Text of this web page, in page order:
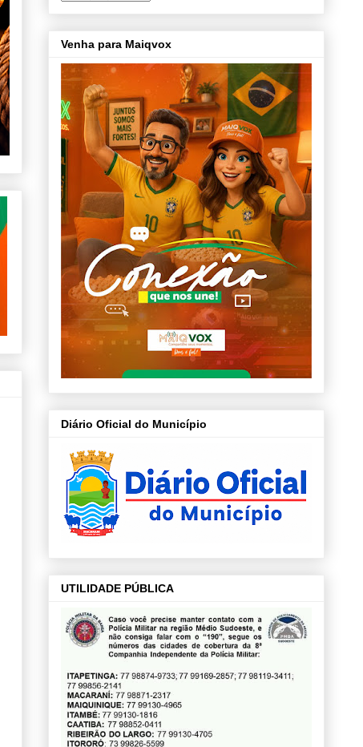
Venha para Maiqvox
Diário Oficial do Município
UTILIDADE PÚBLICA